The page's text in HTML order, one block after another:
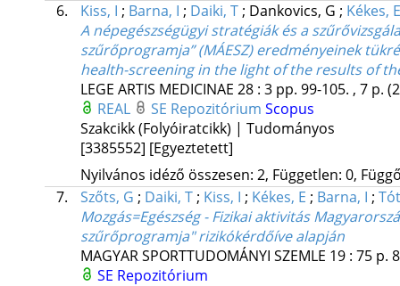
6.
Kiss, I ; Barna, I ; Daiki, T; Dankovics, G ; Kékes, E
A népegészségügyi stratégiák és a
szűrőprogramja” (MÁESZ) eredményeinek
health-screening in the light of the results of
LEGE ARTIS MEDICINAE 28: 3 pp. 99-105. , 7 p.
REAL
SE Repozitórium Scopus
Szakcikk (Folyóiratcikk) | Tudományos
[3385552] [Egyeztetett]
Nyilvános idéző összesen: 2, Független: 0,
7.
Szőts, G ; Daiki, T; Kiss, I ; Kékes, E ; Barna, I ;
Mozgás=Egészség - Fizikai aktivitás
szűrőprogramja" rizikókérdőíve alapján
MAGYAR SPORTTUDOMÁNYI SZEMLE 19: 75 p.
SE Repozitórium